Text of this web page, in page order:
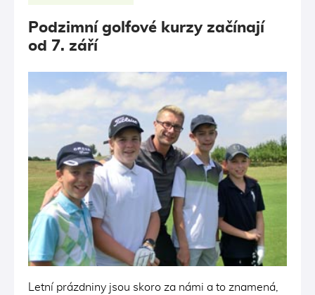
Podzimní golfové kurzy začínají
od 7. září
Letní prázdniny jsou skoro za námi a to znamená,